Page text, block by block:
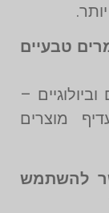
טבעיים
–
מוצרים
להשתמש